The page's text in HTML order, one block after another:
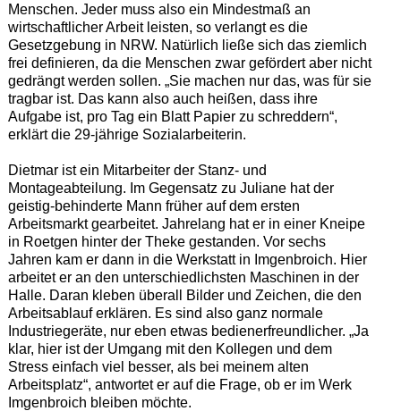
Menschen. Jeder muss also ein Mindestmaß an
wirtschaftlicher Arbeit leisten, so verlangt es die
Gesetzgebung in NRW. Natürlich ließe sich das ziemlich
frei definieren, da die Menschen zwar gefördert aber nicht
gedrängt werden sollen. „Sie machen nur das, was für sie
tragbar ist. Das kann also auch heißen, dass ihre
Aufgabe ist, pro Tag ein Blatt Papier zu schreddern“,
erklärt die 29-jährige Sozialarbeiterin.
Dietmar ist ein Mitarbeiter der Stanz- und
Montageabteilung. Im Gegensatz zu Juliane hat der
geistig-behinderte Mann früher auf dem ersten
Arbeitsmarkt gearbeitet. Jahrelang hat er in einer Kneipe
in Roetgen hinter der Theke gestanden. Vor sechs
Jahren kam er dann in die Werkstatt in Imgenbroich. Hier
arbeitet er an den unterschiedlichsten Maschinen in der
Halle. Daran kleben überall Bilder und Zeichen, die den
Arbeitsablauf erklären. Es sind also ganz normale
Industriegeräte, nur eben etwas bedienerfreundlicher. „Ja
klar, hier ist der Umgang mit den Kollegen und dem
Stress einfach viel besser, als bei meinem alten
Arbeitsplatz“, antwortet er auf die Frage, ob er im Werk
Imgenbroich bleiben möchte.